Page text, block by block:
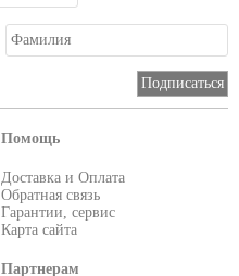
Помощь
Доставка и Оплата
Обратная связь
Гарантии, сервис
Карта сайта
Партнерам